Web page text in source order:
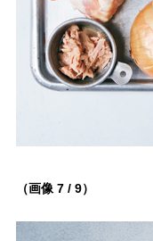
（画像 7 / 9）